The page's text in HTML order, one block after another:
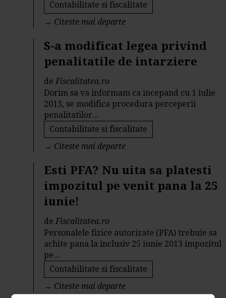
Contabilitate si fiscalitate
→ Citeste mai departe
S-a modificat legea privind
penalitatile de intarziere
deFiscalitatea.ro
Dorim sa va informam ca incepand cu 1 iulie
2013, se modifica procedura perceperii
penalitatilor...
Contabilitate si fiscalitate
→ Citeste mai departe
Esti PFA? Nu uita sa platesti
impozitul pe venit pana la 25
iunie!
deFiscalitatea.ro
Personalele fizice autorizate (PFA) trebuie sa
achite pana la inclusiv 25 iunie 2013 impozitul
pe...
Contabilitate si fiscalitate
→ Citeste mai departe